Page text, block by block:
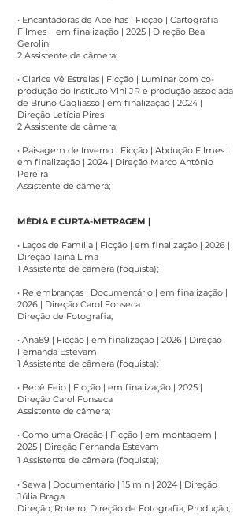
• Encantadoras de Abelhas | Ficção | Cartografia
Filmes | em finalização | 2025 | Direção Bea
Gerolin
2 Assistente de câmera;
• Clarice Vê Estrelas | Ficção | Luminar com co-
produção do Instituto Vini JR e produção associada
de Bruno Gagliasso | em finalização | 2024 |
Direção Letícia Pires
2 Assistente de câmera;
• Paisagem de Inverno | Ficção | Abdução Filmes |
em finalização | 2024 | Direção Marco Antônio
Pereira
Assistente de câmera;
MÉDIA E CURTA-METRAGEM |
• Laços de Família | Ficção | em finalização | 2026 |
Direção Tainá Lima
1 Assistente de câmera (foquista);
• Relembranças | Documentário | em finalização |
2026 | Direção Carol Fonseca
Direção de Fotografia;
• Ana89 | Ficção | em finalização | 2026 | Direção
Fernanda Estevam
1 Assistente de câmera (foquista);
• Bebê Feio | Ficção | em finalização | 2025 |
Direção Carol Fonseca
Assistente de câmera;
• Como uma Oração | Ficção | em montagem |
2025 | Direção Fernanda Estevam
1 Assistente de câmera (foquista);
• Sewa | Documentário | 15 min | 2024 | Direção
Júlia Braga
Direção; Roteiro; Direção de Fotografia; Produção;